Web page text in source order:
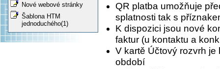
Nové webové stránky
Šablona HTM
jednoduchého(1)
QR platba umožňuje
splatnosti tak s
K dispozici jsou nové
faktur (u kontaktu a
V kartě Účtový rozvrh
období